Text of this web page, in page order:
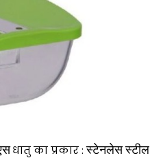
धातु का प्रकार :स्टेनलेस स्टील